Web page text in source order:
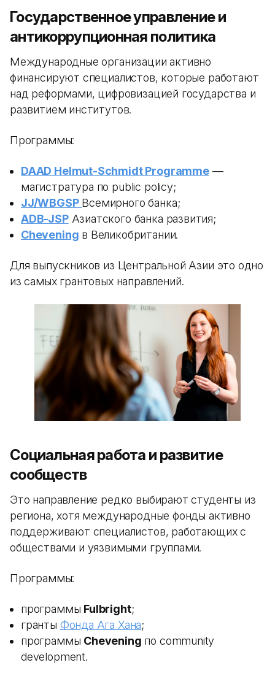
Государственное управление и
антикоррупционная политика
Международные организации активно
финансируют специалистов, которые работают
над реформами, цифровизацией государства и
развитием институтов.
Программы:
DAAD Helmut-Schmidt Programme—
магистратура по public policy;
JJ/WBGSP Всемирного банка;
ADB-JSPАзиатского банка развития;
Chevening в Великобритании.
Для выпускников из Центральной Азии это одно
из самых грантовых направлений.
Социальная работа и развитие
сообществ
Это направление редко выбирают студенты из
региона, хотя международные фонды активно
поддерживают специалистов, работающих с
обществами и уязвимыми группами.
Программы:
программы Fulbright;
гранты Фонда Ага Хана;
программы Chevening по community
development.